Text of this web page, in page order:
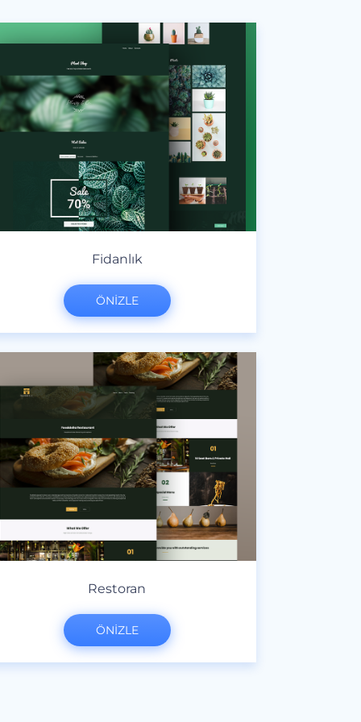
Fidanlık
ÖNİZLE
Restoran
ÖNİZLE